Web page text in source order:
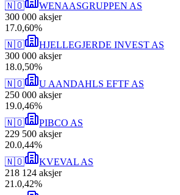
🇳🇴
WENAASGRUPPEN AS
300 000 aksjer
17.0,60%
🇳🇴
HJELLEGJERDE INVEST AS
300 000 aksjer
18.0,50%
🇳🇴
U AANDAHLS EFTF AS
250 000 aksjer
19.0,46%
🇳🇴
PIBCO AS
229 500 aksjer
20.0,44%
🇳🇴
KVEVAL AS
218 124 aksjer
21 .0,42%